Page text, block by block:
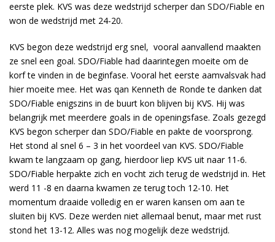
eerste plek. KVS was deze wedstrijd scherper dan SDO/Fiable en
won de wedstrijd met 24-20.
KVS begon deze wedstrijd erg snel, vooral aanvallend maakten
ze snel een goal. SDO/Fiable had daarintegen moeite om de
korf te vinden in de beginfase. Vooral het eerste aamvalsvak had
hier moeite mee. Het was qan Kenneth de Ronde te danken dat
SDO/Fiable enigszins in de buurt kon blijven bij KVS. Hij was
belangrijk met meerdere goals in de openingsfase. Zoals gezegd
KVS begon scherper dan SDO/Fiable en pakte de voorsprong.
Het stond al snel 6 – 3 in het voordeel van KVS. SDO/Fiable
kwam te langzaam op gang, hierdoor liep KVS uit naar 11-6.
SDO/Fiable herpakte zich en vocht zich terug de wedstrijd in. Het
werd 11 -8 en daarna kwamen ze terug toch 12-10. Het
momentum draaide volledig en er waren kansen om aan te
sluiten bij KVS. Deze werden niet allemaal benut, maar met rust
stond het 13-12. Alles was nog mogelijk deze wedstrijd.